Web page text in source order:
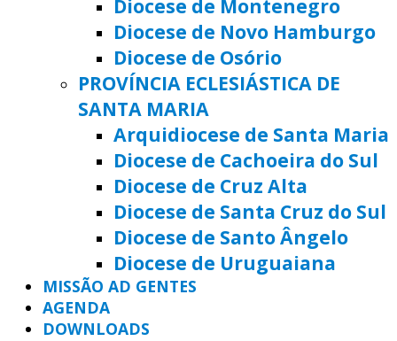
Diocese de Montenegro
Diocese de Novo Hamburgo
Diocese de Osório
PROVÍNCIA ECLESIÁSTICA DE
SANTA MARIA
Arquidiocese de Santa Maria
Diocese de Cachoeira do Sul
Diocese de Cruz Alta
Diocese de Santa Cruz do Sul
Diocese de Santo Ângelo
Diocese de Uruguaiana
MISSÃO AD GENTES
AGENDA
DOWNLOADS